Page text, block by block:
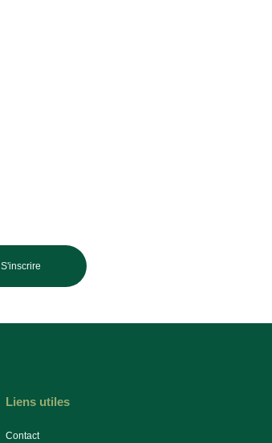
S'inscrire
Liens utiles
Contact